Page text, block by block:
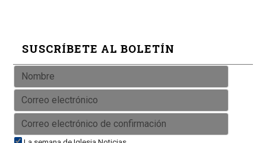
SUSCRÍBETE AL BOLETÍN